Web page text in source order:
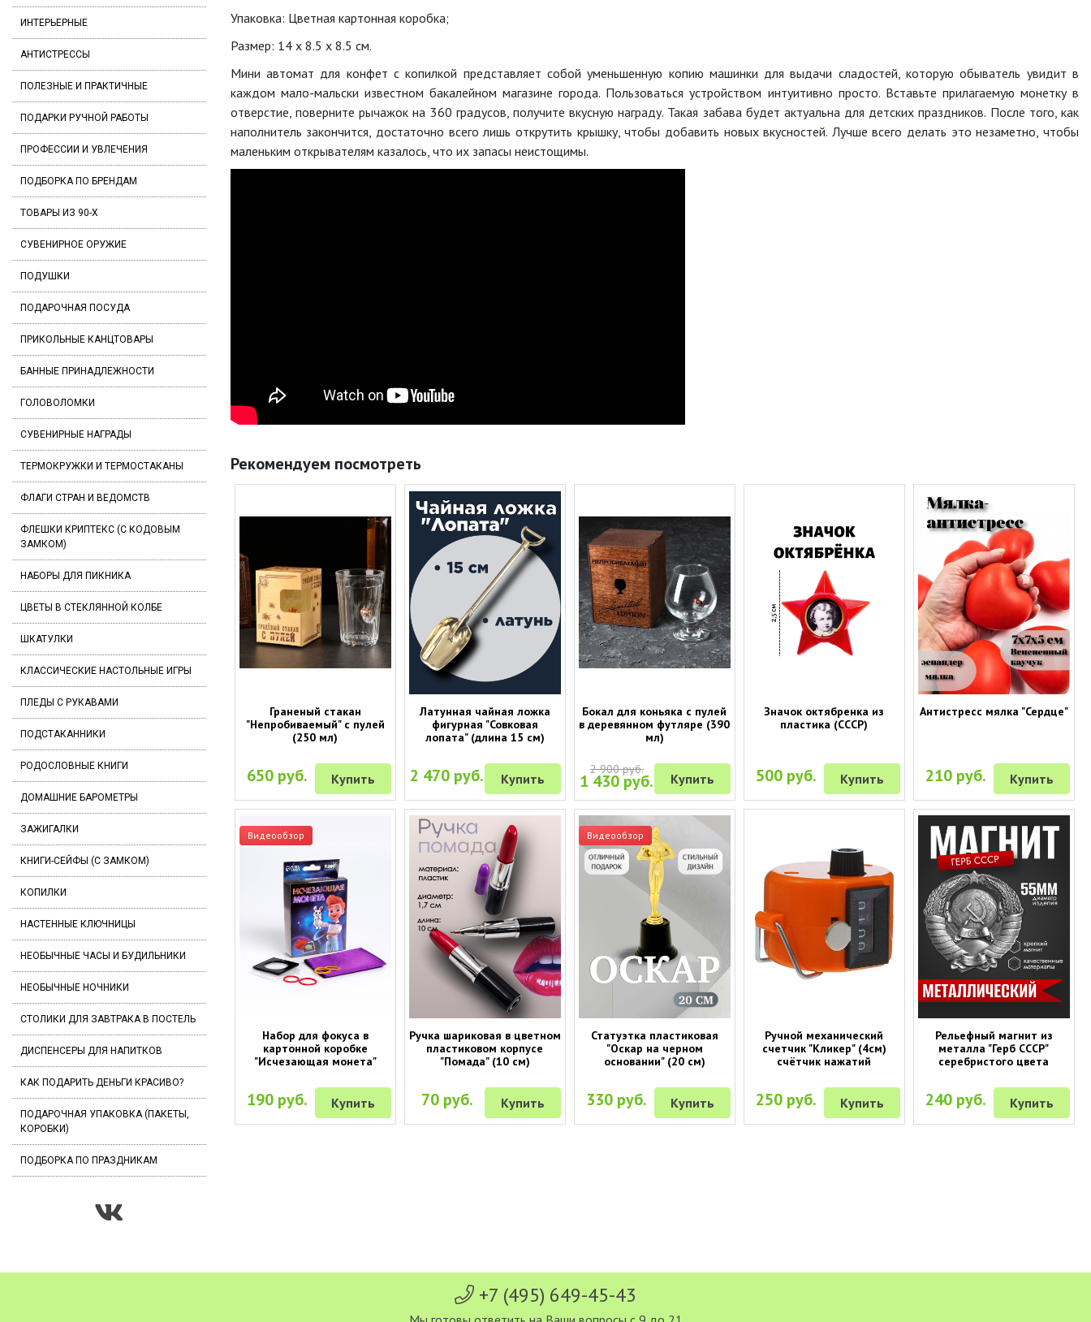
ИНТЕРЬЕРНЫЕ
АНТИСТРЕССЫ
ПОЛЕЗНЫЕ И ПРАКТИЧНЫЕ
ПОДАРКИ РУЧНОЙ РАБОТЫ
ПРОФЕССИИ И УВЛЕЧЕНИЯ
ПОДБОРКА ПО БРЕНДАМ
ТОВАРЫ ИЗ 90-Х
СУВЕНИРНОЕ ОРУЖИЕ
ПОДУШКИ
ПОДАРОЧНАЯ ПОСУДА
ПРИКОЛЬНЫЕ КАНЦТОВАРЫ
БАННЫЕ ПРИНАДЛЕЖНОСТИ
ГОЛОВОЛОМКИ
СУВЕНИРНЫЕ НАГРАДЫ
ТЕРМОКРУЖКИ И ТЕРМОСТАКАНЫ
ФЛАГИ СТРАН И ВЕДОМСТВ
ФЛЕШКИ КРИПТЕКС (С КОДОВЫМ
ЗАМКОМ)
НАБОРЫ ДЛЯ ПИКНИКА
ЦВЕТЫ В СТЕКЛЯННОЙ КОЛБЕ
ШКАТУЛКИ
КЛАССИЧЕСКИЕ НАСТОЛЬНЫЕ ИГРЫ
ПЛЕДЫ С РУКАВАМИ
ПОДСТАКАННИКИ
РОДОСЛОВНЫЕ КНИГИ
ДОМАШНИЕ БАРОМЕТРЫ
ЗАЖИГАЛКИ
КНИГИ-СЕЙФЫ (С ЗАМКОМ)
КОПИЛКИ
НАСТЕННЫЕ КЛЮЧНИЦЫ
НЕОБЫЧНЫЕ ЧАСЫ И БУДИЛЬНИКИ
НЕОБЫЧНЫЕ НОЧНИКИ
СТОЛИКИ ДЛЯ ЗАВТРАКА В ПОСТЕЛЬ
ДИСПЕНСЕРЫ ДЛЯ НАПИТКОВ
КАК ПОДАРИТЬ ДЕНЬГИ КРАСИВО?
ПОДАРОЧНАЯ УПАКОВКА (ПАКЕТЫ,
КОРОБКИ)
ПОДБОРКА ПО ПРАЗДНИКАМ
Упаковка: Цветная картонная коробка;
Размер: 14 x 8.5 x 8.5 см.
Мини автомат для конфет с копилкой представляет собой уменьшенную копию машинки для выдачи сладостей, которую обыватель увидит в
каждом мало-мальски известном бакалейном магазине города. Пользоваться устройством интуитивно просто. Вставьте прилагаемую монетку в
отверстие, поверните рычажок на 360 градусов, получите вкусную награду. Такая забава будет актуальна для детских праздников. После того, как
наполнитель закончится, достаточно всего лишь открутить крышку, чтобы добавить новых вкусностей. Лучше всего делать это незаметно, чтобы
маленьким открывателям казалось, что их запасы неистощимы.
Рекомендуем посмотреть
Граненый стакан
"Непробиваемый" с пулей
(250 мл)
650 руб. Купить
Латунная чайная ложка
фигурная "Совковая
лопата" (длина 15 см)
2 470 руб. Купить
Бокал для коньяка с пулей
в деревянном футляре (390
мл)
2 900 руб.
1 430 руб. Купить
Значок октябренка из
пластика (СССР)
500 руб. Купить
Антистресс мялка "Сердце"
210 руб. Купить
Видеообзор
Набор для фокуса в
картонной коробке
"Исчезающая монета"
190 руб. Купить
Ручка шариковая в цветном
пластиковом корпусе
"Помада" (10 см)
70 руб. Купить
Видеообзор
Статуэтка пластиковая
"Оскар на черном
основании" (20 см)
330 руб. Купить
Ручной механический
счетчик "Кликер" (4см)
счётчик нажатий
250 руб. Купить
Рельефный магнит из
металла "Герб СССР"
серебристого цвета
240 руб. Купить
+7 (495) 649-45-43